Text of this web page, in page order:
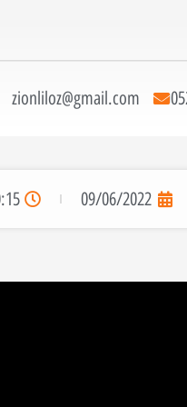
zionliloz@gmail.com
09/06/2022